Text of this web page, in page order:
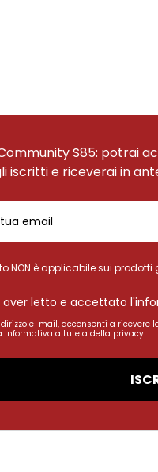
S85: potrai
iscritti e riceverai in
NON è applicabile sui
aver letto e accettato
e-mail, acconsenti a ricevere
Informativa a tutela della privacy.